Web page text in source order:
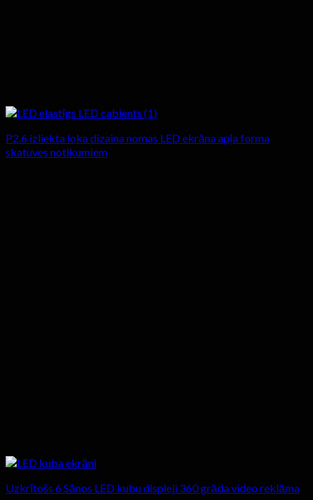
P2.6 izliekta loka dizaina nomas LED ekrāna apļa forma
skatuves notikumiem
Uzkrītošs 6 Sānos LED kubu displeji 360 grāda video reklāma